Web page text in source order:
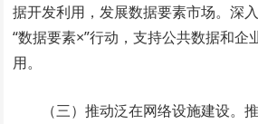
据开发利用，发展数据要素市场。深
“数据要素×”行动，支持公共数据和企
用。
（三）推动泛在网络设施建设。